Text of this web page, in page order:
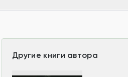
Другие книги автора